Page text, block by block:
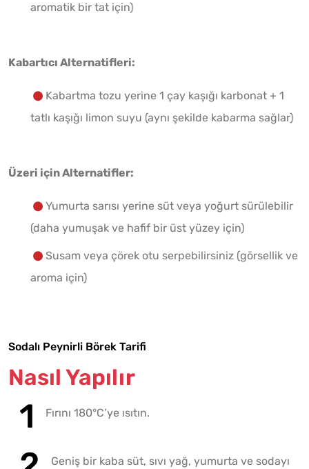
aromatik bir tat için)
Kabartıcı Alternatifleri:
Kabartma tozu yerine 1 çay kaşığı karbonat + 1
tatlı kaşığı limon suyu (aynı şekilde kabarma sağlar)
Üzeri için Alternatifler:
Yumurta sarısı yerine süt veya yoğurt sürülebilir
(daha yumuşak ve hafif bir üst yüzey için)
Susam veya çörek otu serpebilirsiniz (görsellik ve
aroma için)
Sodalı Peynirli Börek Tarifi
Nasıl Yapılır
Fırını 180°C’ye ısıtın.
Geniş bir kaba süt, sıvı yağ, yumurta ve sodayı